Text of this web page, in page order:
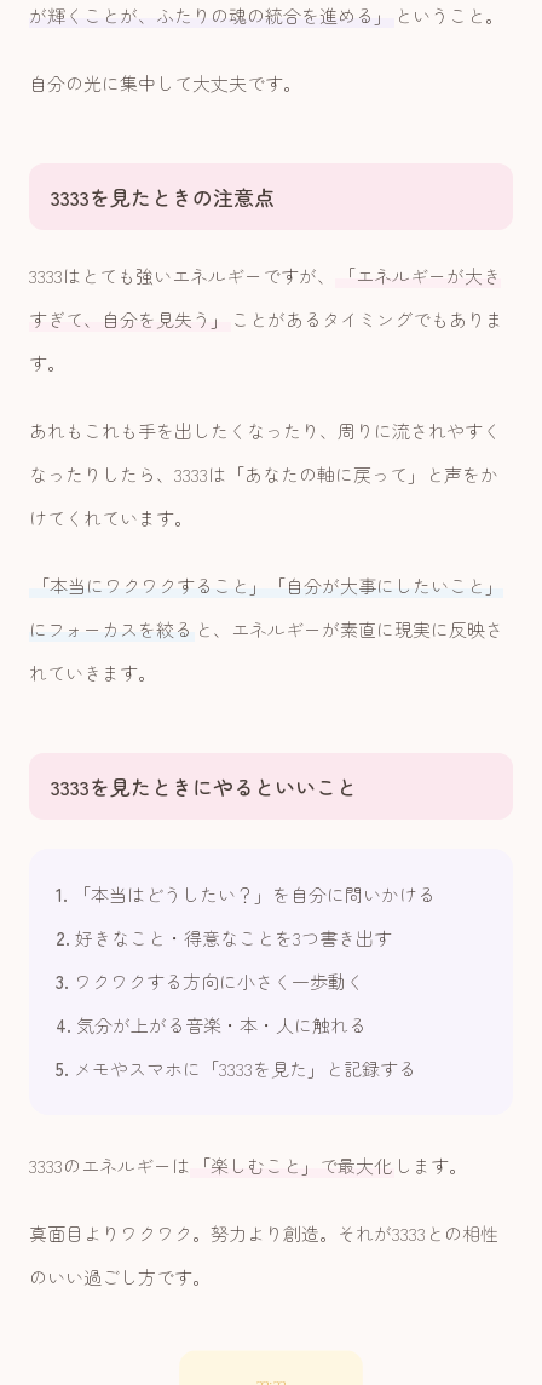
が輝くことが、ふたりの魂の統合を進める」
ということ。
自分の光に集中して大丈夫です。
3333を見たときの注意点
3333はとても強いエネルギーですが、
「エネルギーが大き
すぎて、自分を見失う」
ことがあるタイミングでもありま
す。
あれもこれも手を出したくなったり、周りに流されやすく
なったりしたら、3333は「あなたの軸に戻って」と声をか
けてくれています。
「本当にワクワクすること」「自分が大事にしたいこと」
にフォーカスを絞る と、エネルギーが素直に現実に反映さ
れていきます。
3333を見たときにやるといいこと
1. 「本当はどうしたい？」を自分に問いかける
2. 好きなこと・得意なことを3つ書き出す
3. ワクワクする方向に小さく一歩動く
4. 気分が上がる音楽・本・人に触れる
5. メモやスマホに「3333を見た」と記録する
3333のエネルギーは 「楽しむこと」で最大化 します。
真面目よりワクワク。努力より創造。それが3333との相性
のいい過ごし方です。